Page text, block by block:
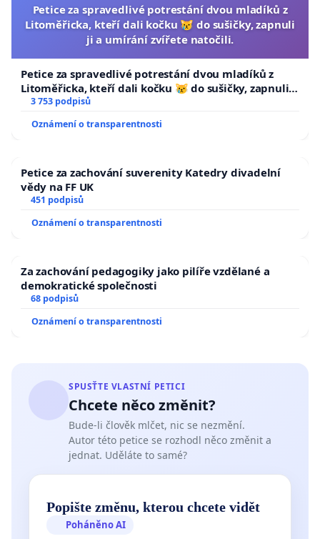
Petice za spravedlivé potrestání dvou mladíků z
Litoměřicka, kteří dali kočku 😿 do sušičky, zapnuli
ji a umírání zvířete natočili.
Petice za spravedlivé potrestání dvou mladíků z
Litoměřicka, kteří dali kočku 😿 do sušičky, zapnuli ji
a umírání zvířete natočili.
3 753 podpisů
Oznámení o transparentnosti
Petice za zachování suverenity Katedry divadelní
vědy na FF UK
451 podpisů
Oznámení o transparentnosti
Za zachování pedagogiky jako pilíře vzdělané a
demokratické společnosti
68 podpisů
Oznámení o transparentnosti
SPUSŤTE VLASTNÍ PETICI
Chcete něco změnit?
Bude-li člověk mlčet, nic se nezmění.
Autor této petice se rozhodl něco změnit a
jednat. Uděláte to samé?
Popište změnu, kterou chcete vidět
Poháněno AI